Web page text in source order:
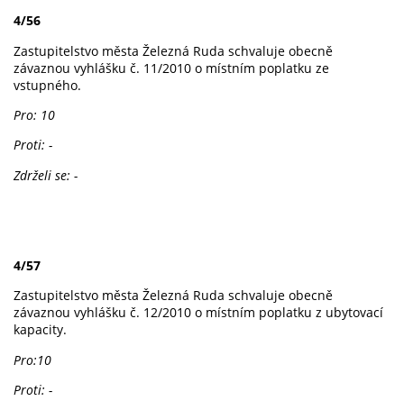
4/56
Zastupitelstvo města Železná Ruda schvaluje obecně
závaznou vyhlášku č. 11/2010 o místním poplatku ze
vstupného.
Pro: 10
Proti: -
Zdrželi se: -
4/57
Zastupitelstvo města Železná Ruda schvaluje obecně
závaznou vyhlášku č. 12/2010 o místním poplatku z ubytovací
kapacity.
Pro:10
Proti: -